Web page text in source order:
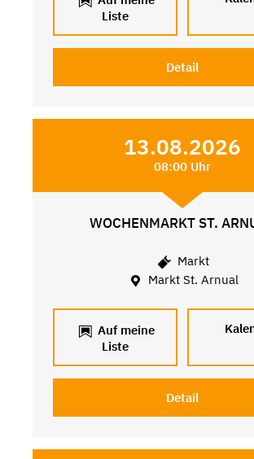
Liste
Detail
13.08.2026
08:00 Uhr
WOCHENMARKT ST.
Markt
Markt St. Arnual
Auf meine
Liste
Detail